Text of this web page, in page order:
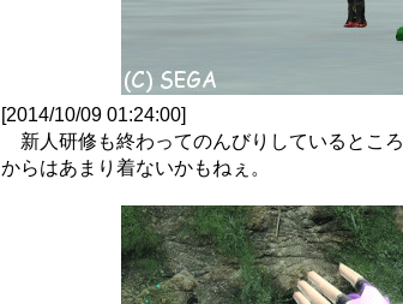
[2014/10/09 01:24:00]
新人研修も終わってのんびりしているとこ
からはあまり着ないかもねぇ。